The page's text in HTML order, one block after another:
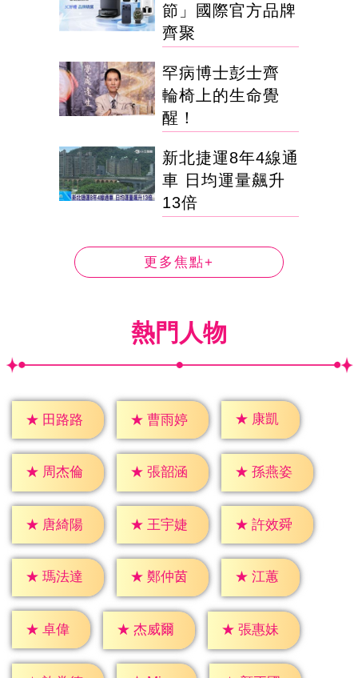
節」國際官方品牌
齊聚
罕病博士彭士齊
輪椅上的生命覺
醒！
新北捷運8年4線通
車 日均運量飆升
13倍
更多焦點+
熱門人物
★ 田路路 ★ 曹雨婷 ★ 康凱
★ 周杰倫 ★ 張韶涵 ★ 孫燕姿
★ 唐綺陽 ★ 王宇婕 ★ 許效舜
★ 瑪法達 ★ 鄭仲茵 ★ 江蕙
★ 卓偉 ★ 杰威爾 ★ 張惠妹